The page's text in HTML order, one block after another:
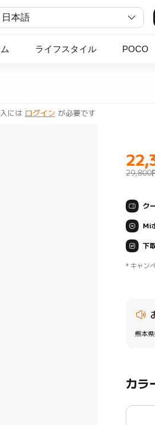
日本語
ライフスタイル POCO
には ログイン が必要です
29,800
ク
Mi
下
* キャン
熊本
カラ